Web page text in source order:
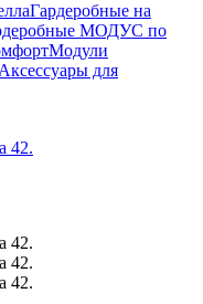
Гардеробные на
МОДУС по
Модули
Аксессуары для